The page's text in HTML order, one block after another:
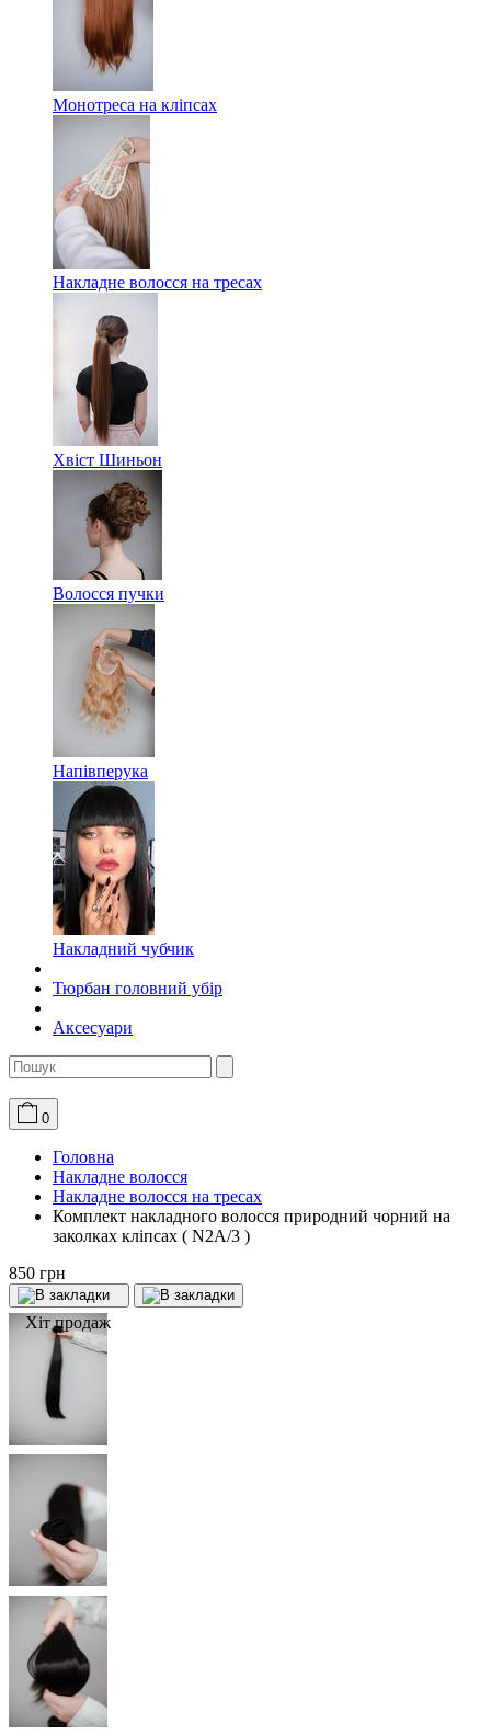
Монотреса на кліпсах
Накладне волосся на тресах
Хвіст Шиньон
Волосся пучки
Напівперука
Накладний чубчик
Тюрбан головний убір
Аксесуари
0
Головна
Накладне волосся
Накладне волосся на тресах
Комплект накладного волосся природний чорний на
заколках кліпсах ( N2A/3 )
850 грн
Хіт продаж